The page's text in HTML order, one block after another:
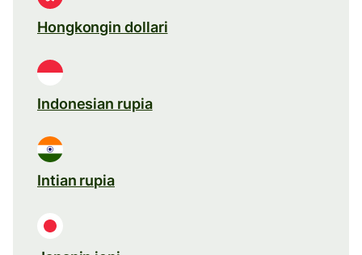
Hongkongin dollari
Indonesian rupia
Intian rupia